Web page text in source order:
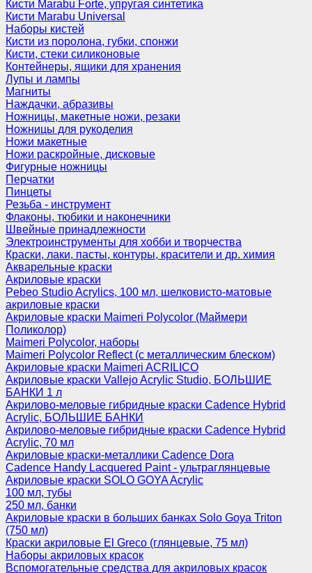
Кисти Marabu Forte, упругая синтетика
Кисти Marabu Universal
Наборы кистей
Кисти из поролона, губки, спонжи
Кисти, стеки силиконовые
Контейнеры, ящики для хранения
Лупы и лампы
Магниты
Наждачки, абразивы
Ножницы, макетные ножи, резаки
Ножницы для рукоделия
Ножи макетные
Ножи раскройные, дисковые
Фигурные ножницы
Перчатки
Пинцеты
Резьба - инструмент
Флаконы, тюбики и наконечники
Швейные принадлежности
Электроинструменты для хобби и творчества
Краски, лаки, пасты, контуры, красители и др. химия
Акварельные краски
Акриловые краски
Pebeo Studio Acrylics, 100 мл, шелковисто-матовые
акриловые краски
Акриловые краски Maimeri Polycolor (Маймери
Поликолор)
Maimeri Polycolor, наборы
Maimeri Polycolor Reflect (с металлическим блеском)
Акриловые краски Maimeri ACRILICO
Акриловые краски Vallejo Acrylic Studio, БОЛЬШИЕ
БАНКИ 1 л
Акрилово-меловые гибридные краски Cadence Hybrid
Acrylic, БОЛЬШИЕ БАНКИ
Акрилово-меловые гибридные краски Cadence Hybrid
Acrylic, 70 мл
Акриловые краски-металлики Cadence Dora
Cadence Handy Lacquered Paint - ультраглянцевые
Акриловые краски SOLO GOYA Acrylic
100 мл, тубы
250 мл, банки
Акриловые краски в больших банках Solo Goya Triton
(750 мл)
Краски акриловые El Greco (глянцевые, 75 мл)
Наборы акриловых красок
Вспомогательные средства для акриловых красок